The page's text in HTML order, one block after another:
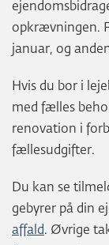
opkrævningen.
januar, og
Hvis du bor i
med fælles
renovation i
fællesudgifter.
Du kan se
gebyrer på din
affald. Øvrige